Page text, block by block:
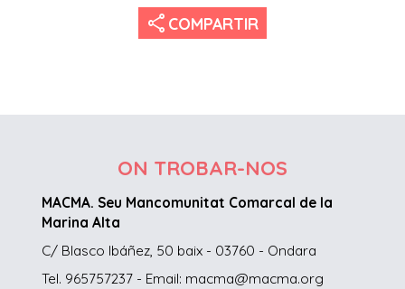
share COMPARTIR
ON TROBAR-NOS
MACMA. Seu Mancomunitat Comarcal de la
Marina Alta
C/ Blasco Ibáñez, 50 baix - 03760 - Ondara
Tel. 965757237 - Email: macma@macma.org